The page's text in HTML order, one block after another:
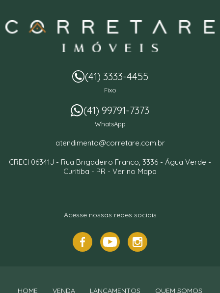
(41) 3333-4455
Fixo
(41) 99791-7373
WhatsApp
atendimento@corretare.com.br
CRECI 06341J - Rua Brigadeiro Franco, 3336 - Água Verde -
Curitiba - PR - Ver no Mapa
Acesse nossas redes sociais
HOME VENDA LANÇAMENTOS QUEM SOMOS